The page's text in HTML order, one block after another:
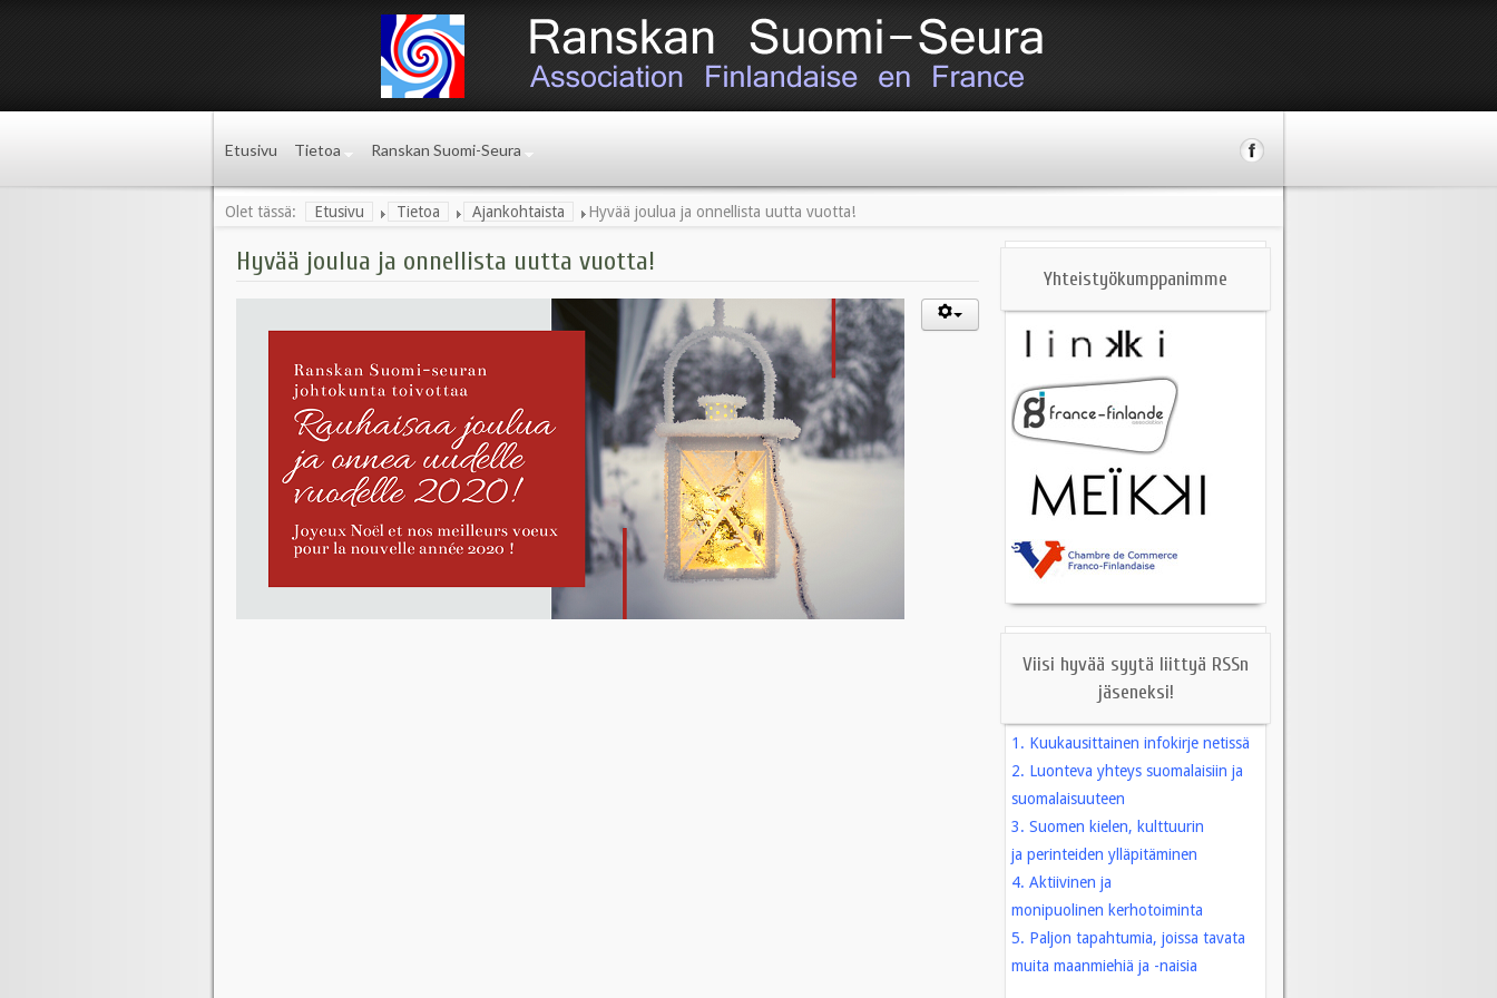
Etusivu Tietoa Ranskan Suomi-Seura
Olet tässä: Etusivu Tietoa Ajankohtaista Hyvää joulua ja onnellista uutta vuotta!
Yhteistyökumppanimme
Viisi hyvää syytä liittyä RSSn
jäseneksi!
1. Kuukausittainen infokirje netissä
2. Luonteva yhteys suomalaisiin ja
suomalaisuuteen
3. Suomen kielen, kulttuurin
ja perinteiden ylläpitäminen
4. Aktiivinen ja
monipuolinen kerhotoiminta
5. Paljon tapahtumia, joissa tavata
muita maanmiehiä ja -naisia
Hyvää joulua ja onnellista uutta vuotta!